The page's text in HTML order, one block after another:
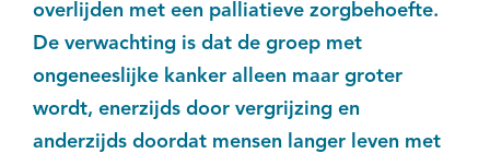
Palliatieve zorg
Kankeratlas
overlijden met een palliatieve zorgbehoefte.
De verwachting is dat de groep met
ongeneeslijke kanker alleen maar groter
wordt, enerzijds door vergrijzing en
anderzijds doordat mensen langer leven met